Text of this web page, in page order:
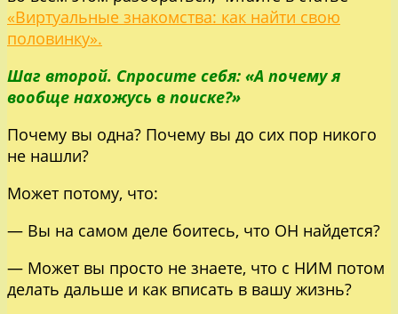
«Виртуальные знакомства: как найти свою
половинку».
Шаг второй. Спросите себя: «А почему я
вообще нахожусь в поиске?»
Почему вы одна? Почему вы до сих пор никого
не нашли?
Может потому, что:
— Вы на самом деле боитесь, что ОН найдется?
— Может вы просто не знаете, что с НИМ потом
делать дальше и как вписать в вашу жизнь?